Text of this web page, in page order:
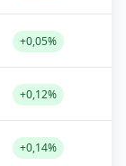
+0,05%
+0,12%
+0,14%